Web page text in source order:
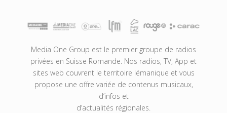
Media One Group est le premier groupe de radios
privées en Suisse Romande. Nos radios, TV, App et
sites web couvrent le territoire lémanique et vous
propose une offre variée de contenus musicaux,
d’infos et
d’actualités régionales.